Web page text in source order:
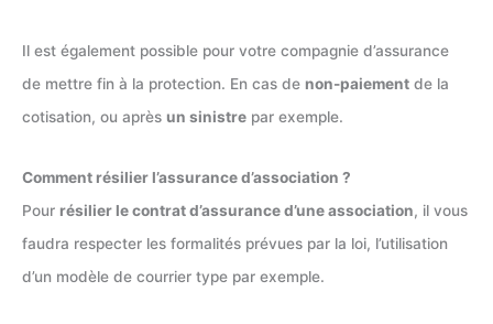
Il est également possible pour votre compagnie d’assurance
de mettre fin à la protection. En cas de non-paiement de la
cotisation, ou après un sinistre par exemple.
Comment résilier l’assurance d’association ?
Pour résilier le contrat d’assurance d’une association, il vous
faudra respecter les formalités prévues par la loi, l’utilisation
d’un modèle de courrier type par exemple.